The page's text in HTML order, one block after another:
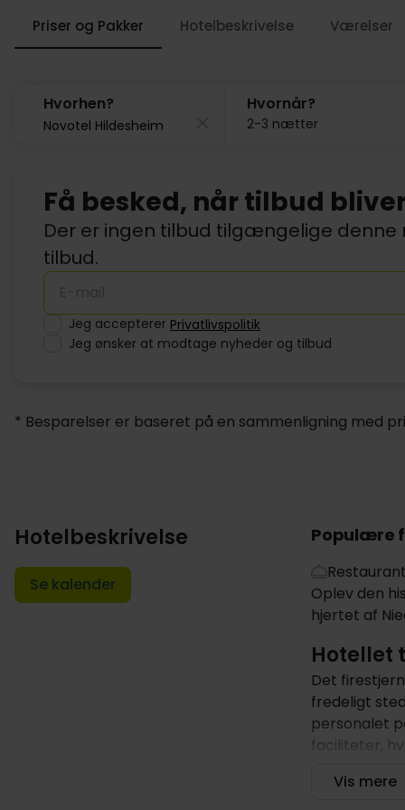
Priser og Pakker Hotelbeskrivelse Værelser
Hvorhen? Hvornår?
2-3 nætter
Få besked, når tilbud
Der er ingen tilbud tilgængelige
tilbud.
Jeg accepterer Privatlivspolitik
Jeg ønsker at modtage nyheder og tilbud
* Besparelser er baseret på en sammenligning med
Hotelbeskrivelse
Se kalender
Populære
Restaurant
Oplev den
hjertet af
Hotellet
Det
fredeligt
personalet
faciliteter,
Vis mere